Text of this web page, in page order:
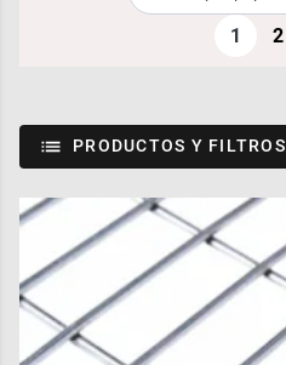
1 2
PRODUCTOS Y FILTROS